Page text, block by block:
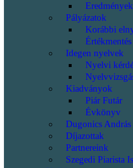
Eredmények
Pályázatok
Korábbi
Idegen nyelvek
Nyelvi
Kiadványok
Piár Futár
Évkönyv
Dugonics András
Díjazottak
Partnereink
Szegedi Piarista